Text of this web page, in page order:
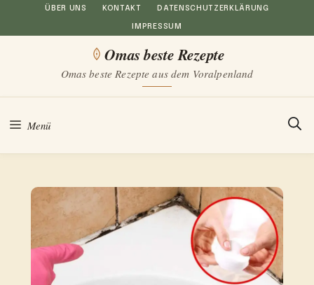
Inhalt
ÜBER UNS KONTAKT DATENSCHUTZERKLÄRUNG
IMPRESSUM
Omas beste Rezepte
Omas beste Rezepte aus dem Voralpenland
Menü